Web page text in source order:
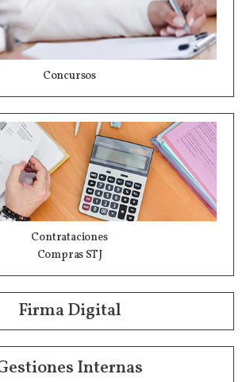
Concursos
Contrataciones
Compras STJ
Firma Digital
Internas